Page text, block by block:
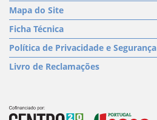
Mapa do Site
Ficha Técnica
Política de Privacidade e Segurança
Livro de Reclamações